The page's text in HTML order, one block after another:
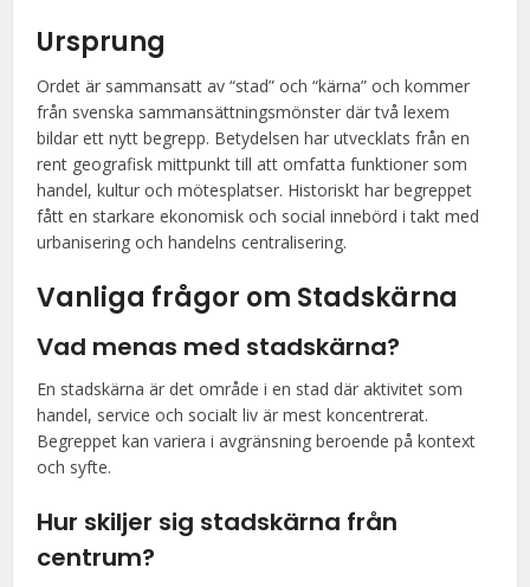
Ursprung
Ordet är sammansatt av “stad” och “kärna” och kommer
från svenska sammansättningsmönster där två lexem
bildar ett nytt begrepp. Betydelsen har utvecklats från en
rent geografisk mittpunkt till att omfatta funktioner som
handel, kultur och mötesplatser. Historiskt har begreppet
fått en starkare ekonomisk och social innebörd i takt med
urbanisering och handelns centralisering.
Vanliga frågor om Stadskärna
Vad menas med stadskärna?
En stadskärna är det område i en stad där aktivitet som
handel, service och socialt liv är mest koncentrerat.
Begreppet kan variera i avgränsning beroende på kontext
och syfte.
Hur skiljer sig stadskärna från
centrum?